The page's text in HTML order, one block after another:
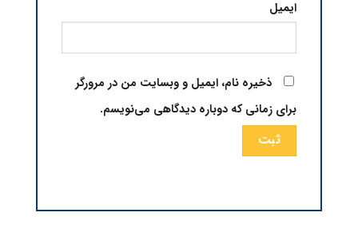
ایمیل
ذخیره نام، ایمیل و وبسایت من در مرورگر
برای زمانی که دوباره دیدگاهی می‌نویسم.